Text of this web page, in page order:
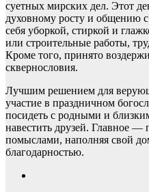
суетных мирских дел. Этот
духовному росту и общению
себя уборкой, стиркой и
или строительные работы,
Кроме того, принято
сквернословия.
Лучшим решением для
участие в праздничном
посидеть с родными и
навестить друзей. Главное —
помыслами, наполняя свой
благодарностью.